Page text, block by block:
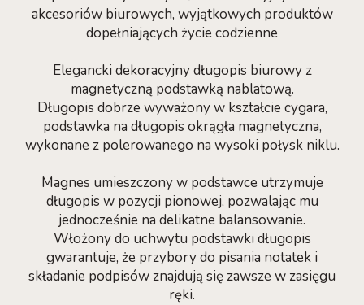
akcesoriów biurowych, wyjątkowych produktów
dopełniających życie codzienne
Elegancki dekoracyjny długopis biurowy z
magnetyczną podstawką nablatową.
Długopis dobrze wyważony w kształcie cygara,
podstawka na długopis okrągła magnetyczna,
wykonane z polerowanego na wysoki połysk niklu.
Magnes umieszczony w podstawce utrzymuje
długopis w pozycji pionowej, pozwalając mu
jednocześnie na delikatne balansowanie.
Włożony do uchwytu podstawki długopis
gwarantuje, że przybory do pisania notatek i
składanie podpisów znajdują się zawsze w zasięgu
ręki.